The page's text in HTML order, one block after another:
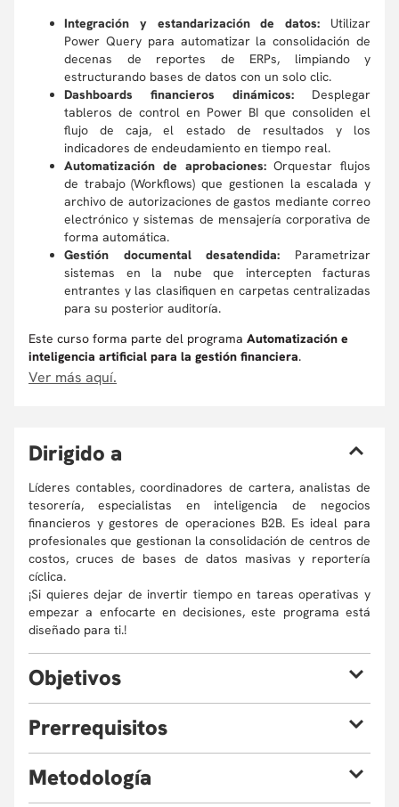
Integración y estandarización de datos: Utilizar
Power Query para automatizar la consolidación de
decenas de reportes de ERPs, limpiando y
estructurando bases de datos con un solo clic.
Dashboards financieros dinámicos: Desplegar
tableros de control en Power BI que consoliden el
flujo de caja, el estado de resultados y los
indicadores de endeudamiento en tiempo real.
Automatización de aprobaciones:Orquestar flujos
de trabajo (Workflows) que gestionen la escalada y
archivo de autorizaciones de gastos mediante correo
electrónico y sistemas de mensajería corporativa de
forma automática.
Gestión documental desatendida: Parametrizar
sistemas en la nube que intercepten facturas
entrantes y las clasifiquen en carpetas centralizadas
para su posterior auditoría.
Este curso forma parte del programa Automatización e
inteligencia artificial para la gestión financiera.
Ver más aquí.
Dirigido a
Líderes contables, coordinadores de cartera, analistas de
tesorería, especialistas en inteligencia de negocios
financieros y gestores de operaciones B2B. Es ideal para
profesionales que gestionan la consolidación de centros de
costos, cruces de bases de datos masivas y reportería
cíclica.
¡Si quieres dejar de invertir tiempo en tareas operativas y
empezar a enfocarte en decisiones, este programa está
diseñado para ti.!
Objetivos
mapear los puntos de fricción susceptibles de ser
automatizados mediante tecnologías de bajo código.
Prerrequisitos
espera un manejo intermedio de Excel y una comprensión
Metodología